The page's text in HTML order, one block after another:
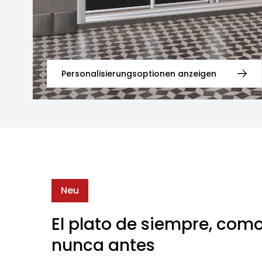
Personalisierungsoptionen anzeigen
Neu
El plato de siempre,
nunca antes